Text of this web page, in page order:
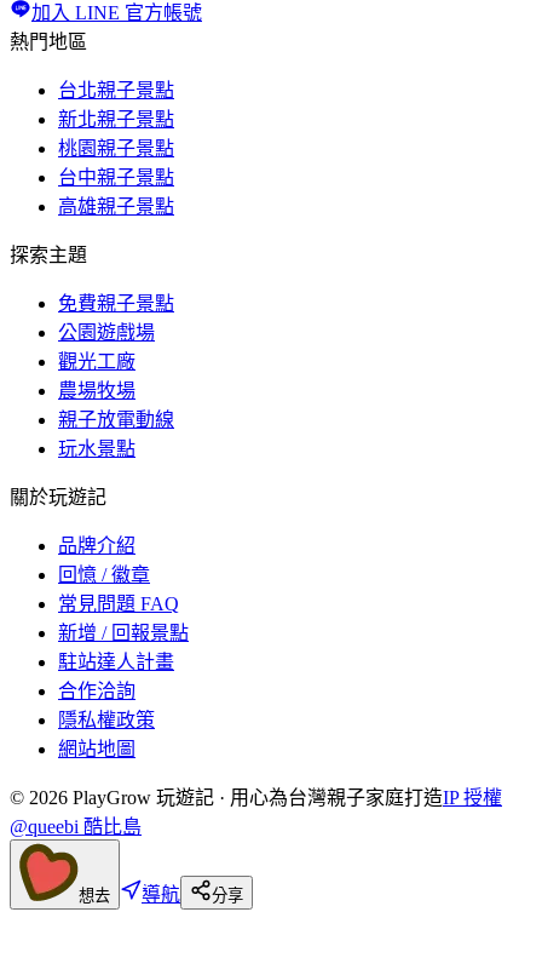
加入 LINE 官方帳號
熱門地區
台北親子景點
新北親子景點
桃園親子景點
台中親子景點
高雄親子景點
探索主題
免費親子景點
公園遊戲場
觀光工廠
農場牧場
親子放電動線
玩水景點
關於玩遊記
品牌介紹
回憶 / 徽章
常見問題 FAQ
新增 / 回報景點
駐站達人計畫
合作洽詢
隱私權政策
網站地圖
© 2026 PlayGrow 玩遊記 · 用心為台灣親子家庭打造IP 授權
@queebi 酷比島
想去 導航 分享